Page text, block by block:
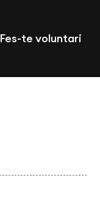
Fes-te voluntari